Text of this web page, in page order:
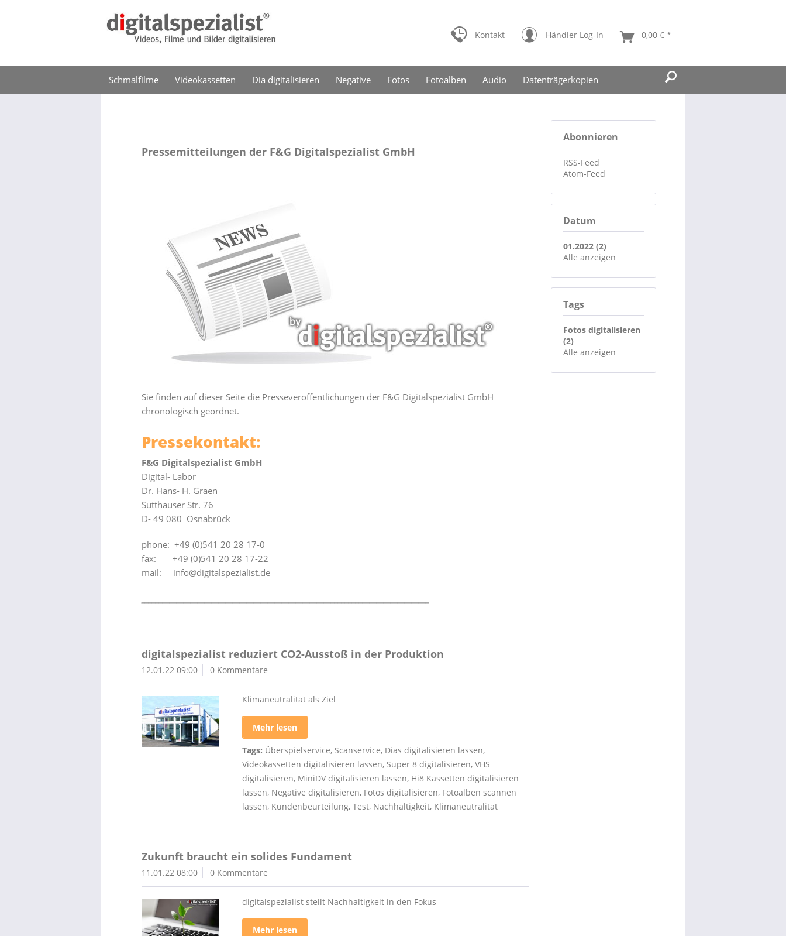
Kontakt Händler Log-In 0,00 € *
Schmalfilme Videokassetten Dia digitalisieren Negative Fotos Fotoalben Audio Datenträgerkopien
Abonnieren
RSS-Feed
Atom-Feed
Datum
01.2022 (2)
Alle anzeigen
Tags
Fotos digitalisieren
(2)
Alle anzeigen
Pressemitteilungen der F&G Digitalspezialist GmbH
Sie finden auf dieser Seite die Presseveröffentlichungen der F&G Digitalspezialist GmbH
chronologisch geordnet.
Pressekontakt:
F&G Digitalspezialist GmbH
Digital- Labor
Dr. Hans- H. Graen
Sutthauser Str. 76
D- 49 080 Osnabrück
phone: +49 (0)541 20 28 17-0
fax: +49 (0)541 20 28 17-22
mail: info@digitalspezialist.de
digitalspezialist reduziert CO2-Ausstoß in der Produktion
12.01.22 09:00 0 Kommentare
Klimaneutralität als Ziel
Mehr lesen
Tags: Überspielservice, Scanservice, Dias digitalisieren lassen,
Videokassetten digitalisieren lassen, Super 8 digitalisieren,VHS
digitalisieren, MiniDV digitalisieren lassen, Hi8 Kassetten digitalisieren
lassen, Negative digitalisieren, Fotos digitalisieren, Fotoalben scannen
lassen, Kundenbeurteilung,Test, Nachhaltigkeit, Klimaneutralität
Zukunft braucht ein solides Fundament
11.01.22 08:00 0 Kommentare
digitalspezialist stellt Nachhaltigkeit in den Fokus
Mehr lesen